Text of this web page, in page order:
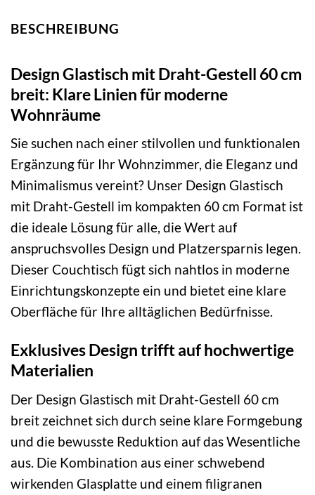
BESCHREIBUNG
Design Glastisch mit Draht-Gestell 60 cm
breit: Klare Linien für moderne
Wohnräume
Sie suchen nach einer stilvollen und funktionalen
Ergänzung für Ihr Wohnzimmer, die Eleganz und
Minimalismus vereint? Unser Design Glastisch
mit Draht-Gestell im kompakten 60 cm Format ist
die ideale Lösung für alle, die Wert auf
anspruchsvolles Design und Platzersparnis legen.
Dieser Couchtisch fügt sich nahtlos in moderne
Einrichtungskonzepte ein und bietet eine klare
Oberfläche für Ihre alltäglichen Bedürfnisse.
Exklusives Design trifft auf hochwertige
Materialien
Der Design Glastisch mit Draht-Gestell 60 cm
breit zeichnet sich durch seine klare Formgebung
und die bewusste Reduktion auf das Wesentliche
aus. Die Kombination aus einer schwebend
wirkenden Glasplatte und einem filigranen